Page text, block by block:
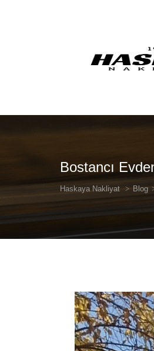
Bostancı
Haskaya Nakliyat > Blog